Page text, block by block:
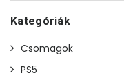
Kategóriák
Csomagok
PS5